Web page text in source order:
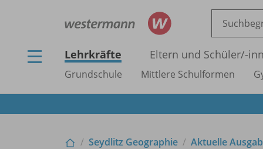
Lehrkräfte Eltern und Schüler/-
Grundschule Mittlere Schulformen
Seydlitz Geographie Aktuelle